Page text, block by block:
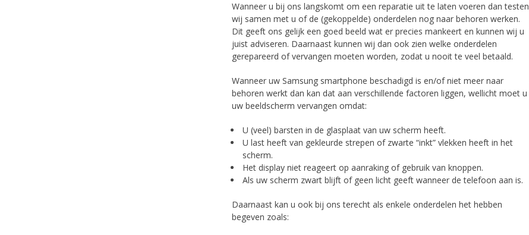
Wanneer u bij ons langskomt om een reparatie uit te laten voeren dan testen
wij samen met u of de (gekoppelde) onderdelen nog naar behoren werken.
Dit geeft ons gelijk een goed beeld wat er precies mankeert en kunnen wij u
juist adviseren. Daarnaast kunnen wij dan ook zien welke onderdelen
gerepareerd of vervangen moeten worden, zodat u nooit te veel betaald.
Wanneer uw Samsung smartphone beschadigd is en/of niet meer naar
behoren werkt dan kan dat aan verschillende factoren liggen, wellicht moet u
uw beeldscherm vervangen omdat:
U (veel) barsten in de glasplaat van uw scherm heeft.
U last heeft van gekleurde strepen of zwarte “inkt” vlekken heeft in het
scherm.
Het display niet reageert op aanraking of gebruik van knoppen.
Als uw scherm zwart blijft of geen licht geeft wanneer de telefoon aan is.
Daarnaast kan u ook bij ons terecht als enkele onderdelen het hebben
begeven zoals: